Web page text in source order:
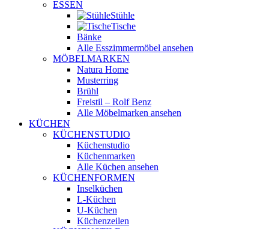
ESSEN
Stühle
Tische
Bänke
Alle Esszimmermöbel ansehen
MÖBELMARKEN
Natura Home
Musterring
Brühl
Freistil – Rolf Benz
Alle Möbelmarken ansehen
KÜCHEN
KÜCHENSTUDIO
Küchenstudio
Küchenmarken
Alle Küchen ansehen
KÜCHENFORMEN
Inselküchen
L-Küchen
U-Küchen
Küchenzeilen